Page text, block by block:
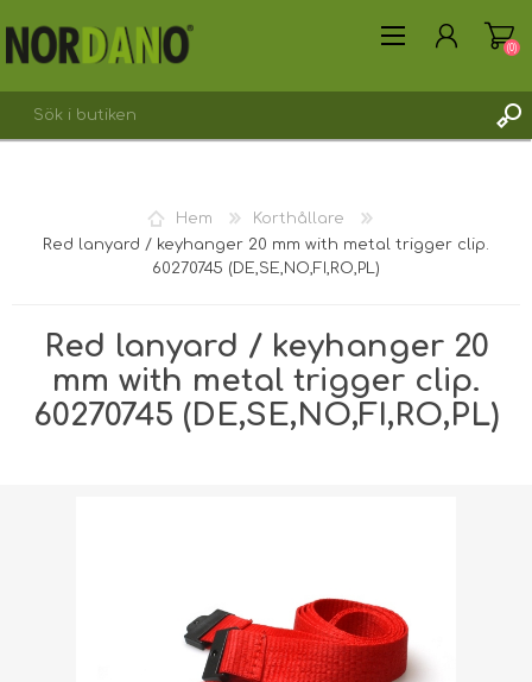
SKAPA KONTO
LOGGA IN
(0)
Hem
Korthållare
Red lanyard / keyhanger 20 mm with metal trigger clip.
60270745 (DE,SE,NO,FI,RO,PL)
Red lanyard / keyhanger 20
mm with metal trigger clip.
60270745 (DE,SE,NO,FI,RO,PL)